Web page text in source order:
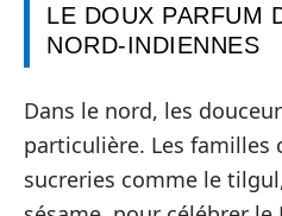
LE DOUX PARFUM
NORD-INDIENNES
Dans le nord, les
particulière. Les familles
sucreries comme le